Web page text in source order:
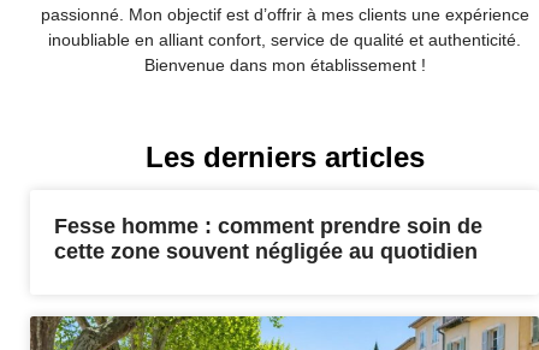
passionné. Mon objectif est d’offrir à mes clients une expérience
inoubliable en alliant confort, service de qualité et authenticité.
Bienvenue dans mon établissement !
Les derniers articles
Fesse homme : comment prendre soin de
cette zone souvent négligée au quotidien